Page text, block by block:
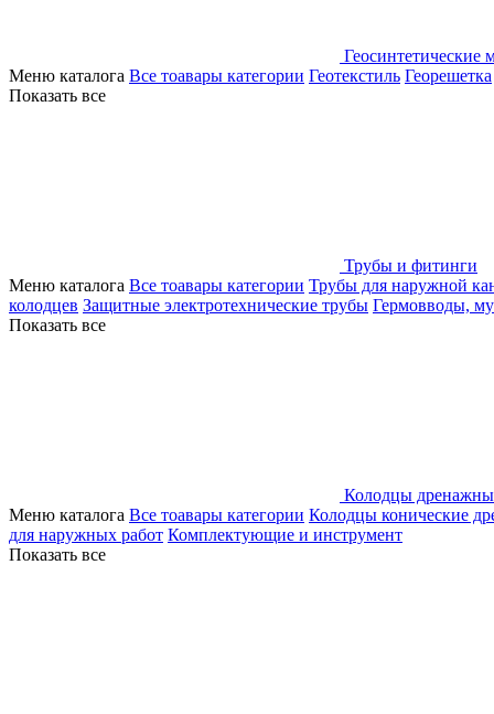
Геосинтетические
Меню каталога Все тоавары категории Геотекстиль Георешетка
Показать все
Трубы и фитинги
Меню каталога Все тоавары категории Трубы для наружной
колодцев Защитные электротехнические трубы Гермовводы,
Показать все
Колодцы
Меню каталога Все тоавары категории Колодцы конические
для наружных работ Комплектующие и инструмент
Показать все